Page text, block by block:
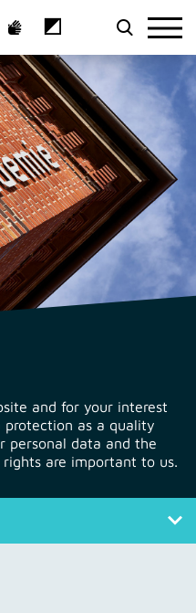
and for your interest
protection as a quality
personal data and the
are important to us.